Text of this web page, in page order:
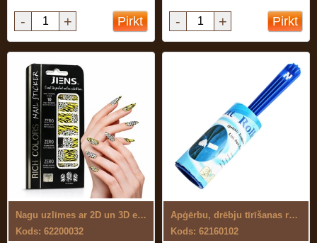
- + Pirkt - + Pirkt
Nagu uzlīmes ar 2D un 3D efektu 12 gab
Kods: 62200032
Apģērbu, drēbju tīrīšanas rullītis
Kods: 62160102